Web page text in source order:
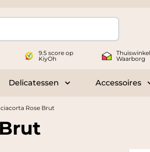
9.5 score op
KiyOh
Thuiswinkel
Waarborg
submenu for Geschenken
Delicatessen
Toggle submenu for
Accessoires
Rose Brut